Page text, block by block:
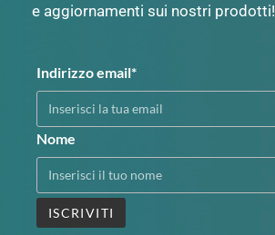
e aggiornamenti sui nostri prodotti!
Indirizzo email*
Nome